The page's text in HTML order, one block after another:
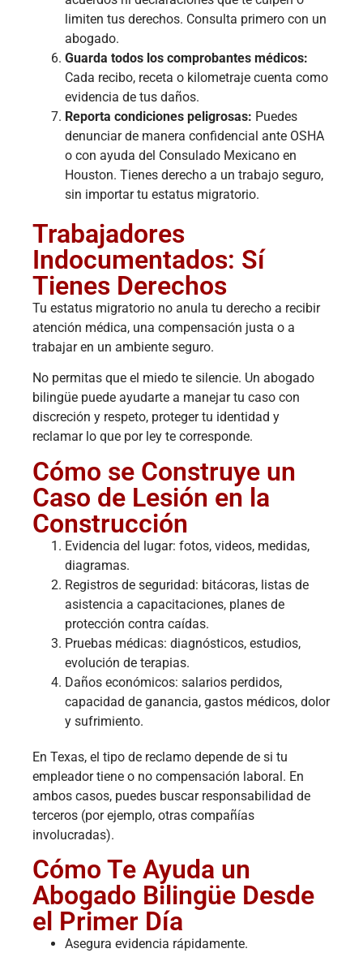
limiten tus derechos. Consulta primero con un
abogado.
Guarda todos los comprobantes médicos:
Cada recibo, receta o kilometraje cuenta como
evidencia de tus daños.
Reporta condiciones peligrosas: Puedes
denunciar de manera confidencial ante OSHA
o con ayuda del Consulado Mexicano en
Houston. Tienes derecho a un trabajo seguro,
sin importar tu estatus migratorio.
Trabajadores
Indocumentados: Sí
Tienes Derechos
Tu estatus migratorio no anula tu derecho a recibir
atención médica, una compensación justa o a
trabajar en un ambiente seguro.
No permitas que el miedo te silencie. Un abogado
bilingüe puede ayudarte a manejar tu caso con
discreción y respeto, proteger tu identidad y
reclamar lo que por ley te corresponde.
Cómo se Construye un
Caso de Lesión en la
Construcción
Evidencia del lugar: fotos, videos, medidas,
diagramas.
Registros de seguridad: bitácoras, listas de
asistencia a capacitaciones, planes de
protección contra caídas.
Pruebas médicas: diagnósticos, estudios,
evolución de terapias.
Daños económicos: salarios perdidos,
capacidad de ganancia, gastos médicos, dolor
y sufrimiento.
En Texas, el tipo de reclamo depende de si tu
empleador tiene o no compensación laboral. En
ambos casos, puedes buscar responsabilidad de
terceros (por ejemplo, otras compañías
involucradas).
Cómo Te Ayuda un
Abogado Bilingüe Desde
el Primer Día
Asegura evidencia rápidamente.